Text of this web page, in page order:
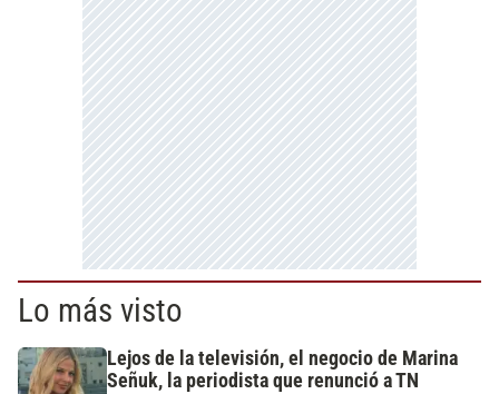
Lo más visto
Lejos de la televisión, el negocio de Marina
Señuk, la periodista que renunció a TN